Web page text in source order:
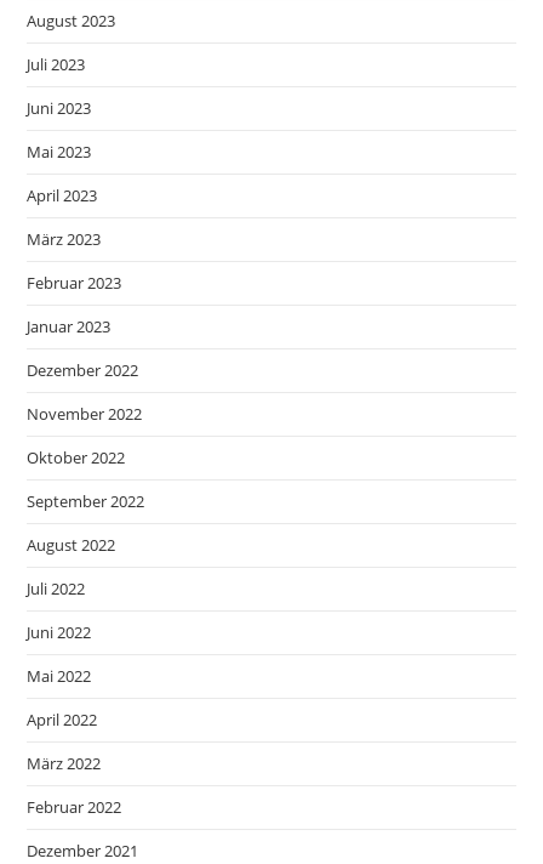
August 2023
Juli 2023
Juni 2023
Mai 2023
April 2023
März 2023
Februar 2023
Januar 2023
Dezember 2022
November 2022
Oktober 2022
September 2022
August 2022
Juli 2022
Juni 2022
Mai 2022
April 2022
März 2022
Februar 2022
Dezember 2021